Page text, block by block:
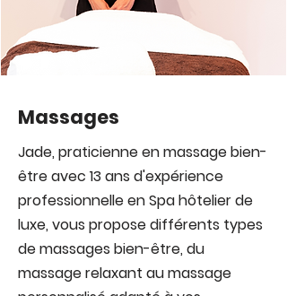
Massages
Jade, praticienne en massage bien-
être avec 13 ans d'expérience
professionnelle en Spa hôtelier de
luxe, vous propose différents types
de massages bien-être, du
massage relaxant au massage